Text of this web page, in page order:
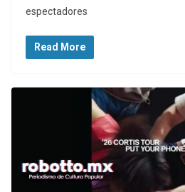
espectadores
Read More